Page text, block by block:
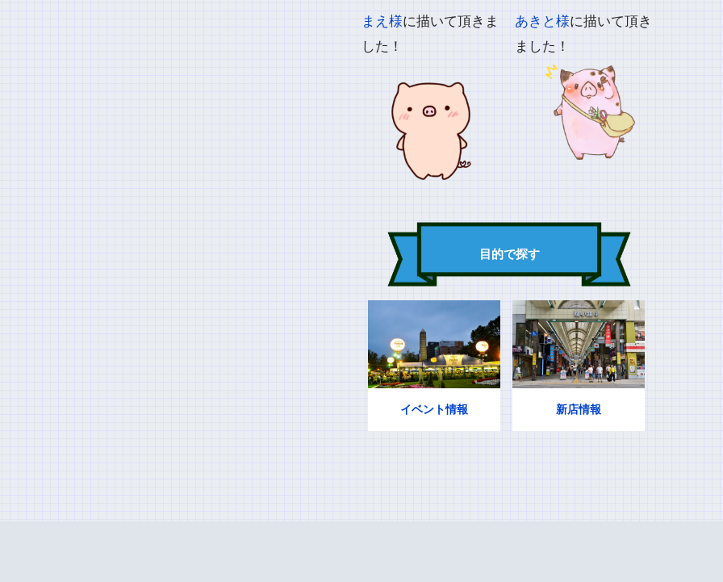
まえ様に描いて頂きま
した！
あきと様に描いて頂き
ました！
目的で探す
イベント情報 新店情報